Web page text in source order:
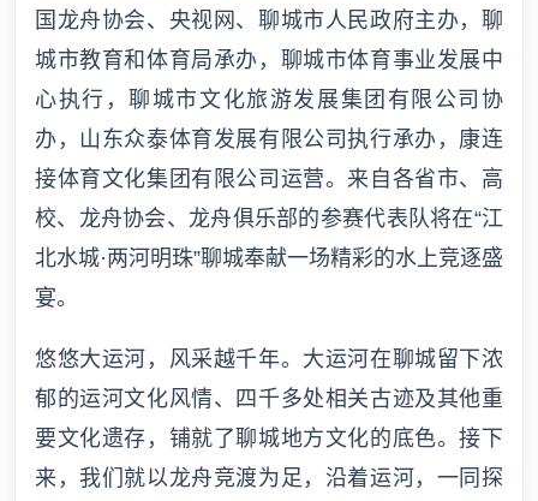
国龙舟协会、央视网、聊城市人民政府主办，聊
城市教育和体育局承办，聊城市体育事业发展中
心执行，聊城市文化旅游发展集团有限公司协
办，山东众泰体育发展有限公司执行承办，康连
接体育文化集团有限公司运营。来自各省市、高
校、龙舟协会、龙舟俱乐部的参赛代表队将在“江
北水城·两河明珠”聊城奉献一场精彩的水上竞逐盛
宴。
悠悠大运河，风采越千年。大运河在聊城留下浓
郁的运河文化风情、四千多处相关古迹及其他重
要文化遗存，铺就了聊城地方文化的底色。接下
来，我们就以龙舟竞渡为足，沿着运河，一同探